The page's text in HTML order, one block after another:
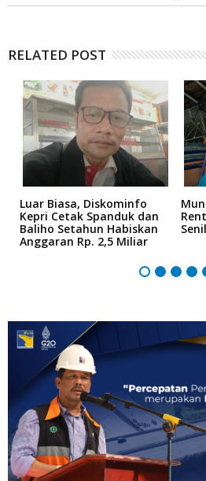
RELATED POST
Luar Biasa, Diskominfo
Kepri Cetak Spanduk dan
Baliho Setahun Habiskan
Anggaran Rp. 2,5 Miliar